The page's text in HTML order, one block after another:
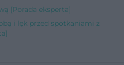
[Porada eksperta]
i lęk przed spotkaniami z